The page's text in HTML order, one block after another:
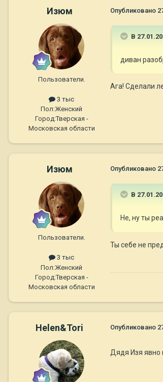
Изюм
Пользователи.
3 тыс
Пол:Женский
Город:Тверская -
Московская области
Опубликовано
В
диван
Ага! Сделали
Изюм
Пользователи.
3 тыс
Пол:Женский
Город:Тверская -
Московская области
Опубликовано
В
Не, ну ты
Ты себе не
Helen&Tori Опубликовано
Дядя Изя явно